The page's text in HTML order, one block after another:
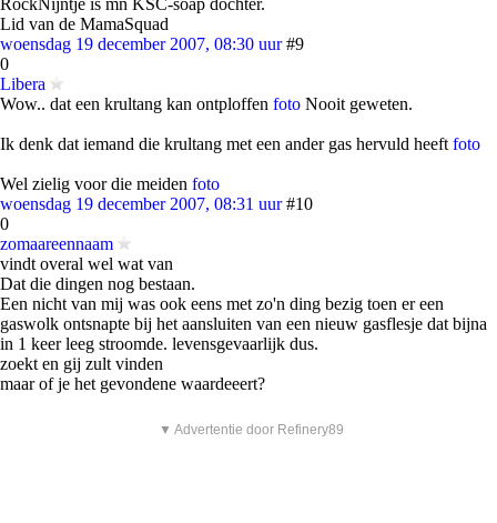
RockNijntje is mn KSC-soap dochter.
Lid van de MamaSquad
woensdag 19 december 2007, 08:30 uur #9
0
Libera
Wow.. dat een krultang kan ontploffen foto Nooit geweten.
Ik denk dat iemand die krultang met een ander gas hervuld heeft foto
Wel zielig voor die meiden foto
woensdag 19 december 2007, 08:31 uur #10
0
zomaareennaam
vindt overal wel wat van
Dat die dingen nog bestaan.
Een nicht van mij was ook eens met zo'n ding bezig toen er een
gaswolk ontsnapte bij het aansluiten van een nieuw gasflesje dat bijna
in 1 keer leeg stroomde. levensgevaarlijk dus.
zoekt en gij zult vinden
maar of je het gevondene waardeeert?
▼ Advertentie door Refinery89